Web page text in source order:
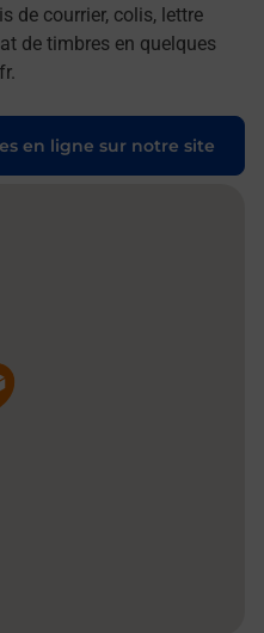
de courrier, colis, lettre
de timbres en quelques
en ligne sur notre site
la carte